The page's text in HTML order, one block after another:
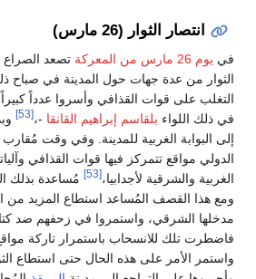
انتصار الثوار (26 مارس)
في يوم 26 مارس من المعركة
تصعد الصراع
الثوار من عدة جهات حول المدينة في صباح
التغلب على قوات القذافي وأسروا عدداً
في ذلك اللواء بلقاسم إبراهيم القانقا -،[53]
إلى البوابة الغربية للمدينة. وفي وقت
الدولي مواقع تتمركز فيها قوات القذافي
الغربية والشرقية لأجدابيا،[53]
مُساعدة بذلك
ومع هذا القصف المُساعد استطاع المزيد من
مدخلها الشرقي، واستمروا في زحفهم ضد
فاضطرت تلك للانسحاب باستمرار تاركة
واستمر الأمر على هذه الحال حتى استطاع